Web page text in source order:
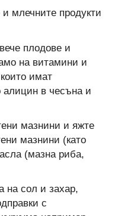
млечните продукти
плодове и
на витамини и
имат
алицин в чесъна и
мазнини и яжте
мазнини (като
(мазна риба,
на сол и захар,
с